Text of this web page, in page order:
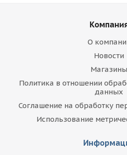
О
Новости
Магазины
Политика в отношении
данных
Соглашение на обработку
Использование